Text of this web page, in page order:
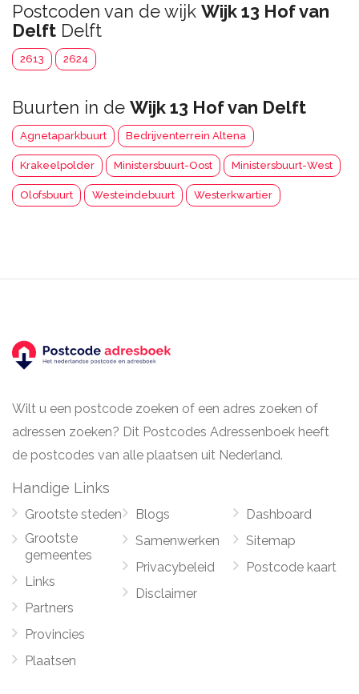
Postcoden van de wijk Wijk 13 Hof van
Delft Delft
2613 2624
Buurten in de Wijk 13 Hof van Delft
Agnetaparkbuurt Bedrijventerrein Altena
Krakeelpolder Ministersbuurt-Oost Ministersbuurt-West
Olofsbuurt Westeindebuurt Westerkwartier
Wilt u een postcode zoeken of een adres zoeken of
adressen zoeken? Dit Postcodes Adressenboek heeft
de postcodes van alle plaatsen uit Nederland.
Handige Links
Grootste steden
Grootste
gemeentes
Links
Partners
Provincies
Plaatsen
Blogs
Samenwerken
Privacybeleid
Disclaimer
Dashboard
Sitemap
Postcode kaart